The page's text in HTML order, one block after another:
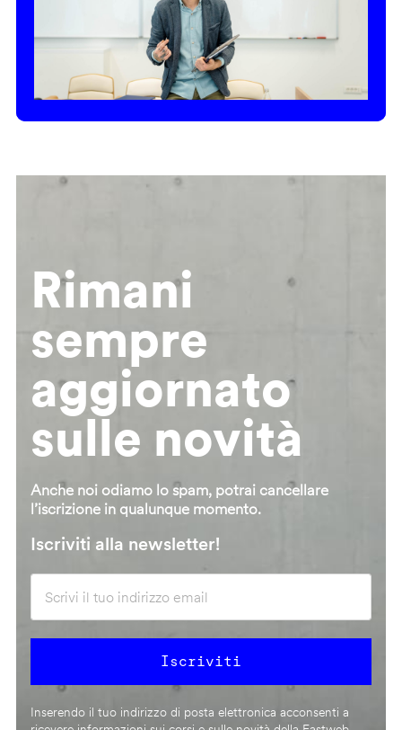
Rimani
sempre
aggiornato
sulle novità
Anche noi odiamo lo spam, potrai cancellare
l’iscrizione in qualunque momento.
Iscriviti alla newsletter!
Inserendo il tuo indirizzo di posta elettronica acconsenti a